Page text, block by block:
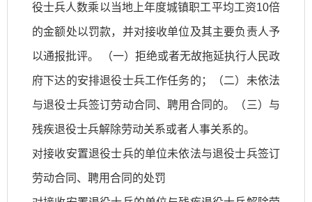
役士兵人数乘以当地上年度城镇职工平均工资10倍
的金额处以罚款，并对接收单位及其主要负责人予
以通报批评。 （一）拒绝或者无故拖延执行人民政
府下达的安排退役士兵工作任务的；（二）未依法
与退役士兵签订劳动合同、聘用合同的。（三）与
残疾退役士兵解除劳动关系或者人事关系的。
对接收安置退役士兵的单位未依法与退役士兵签订
劳动合同、聘用合同的处罚